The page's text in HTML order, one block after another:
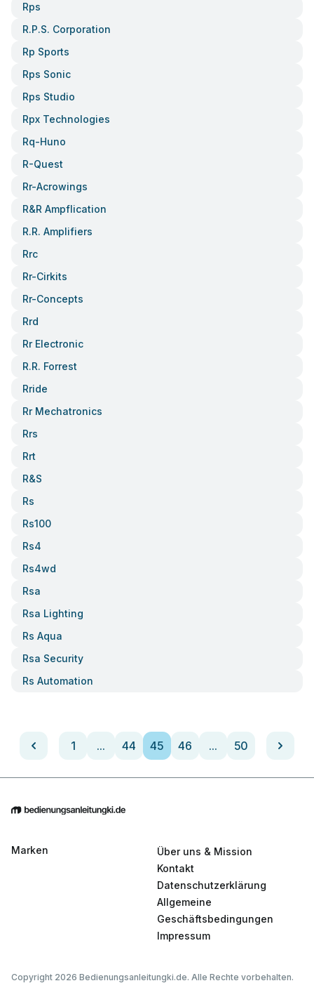
Rps
R.p.s. Corporation
Rp Sports
Rps Sonic
Rps Studio
Rpx Technologies
Rq-Huno
R-Quest
Rr-Acrowings
R&r Ampflication
R.r. Amplifiers
Rrc
Rr-Cirkits
Rr-Concepts
Rrd
Rr Electronic
R.r. Forrest
Rride
Rr Mechatronics
Rrs
Rrt
R&s
Rs
Rs100
Rs4
Rs4wd
Rsa
Rsa Lighting
Rs Aqua
Rsa Security
Rs Automation
1 ... 44 45 46 ... 50
Marken
Über uns & Mission
Kontakt
Datenschutzerklärung
Allgemeine
Geschäftsbedingungen
Impressum
Copyright 2026 Bedienungsanleitungki.de. Alle Rechte vorbehalten.